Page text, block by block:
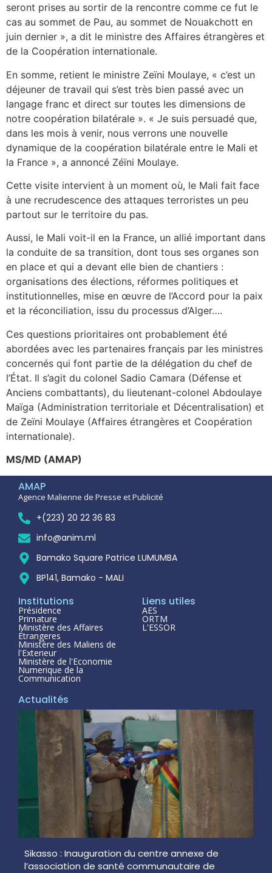
seront prises au sortir de la rencontre comme ce fut le
cas au sommet de Pau, au sommet de Nouakchott en
juin dernier », a dit le ministre des Affaires étrangères et
de la Coopération internationale.
En somme, retient le ministre Zeïni Moulaye, « c’est un
déjeuner de travail qui s’est très bien passé avec un
langage franc et direct sur toutes les dimensions de
notre coopération bilatérale ». « Je suis persuadé que,
dans les mois à venir, nous verrons une nouvelle
dynamique de la coopération bilatérale entre le Mali et
la France », a annoncé Zéïni Moulaye.
Cette visite intervient à un moment où, le Mali fait face
à une recrudescence des attaques terroristes un peu
partout sur le territoire du pas.
Aussi, le Mali voit-il en la France, un allié important dans
la conduite de sa transition, dont tous ses organes son
en place et qui a devant elle bien de chantiers :
organisations des élections, réformes politiques et
institutionnelles, mise en œuvre de l’Accord pour la paix
et la réconciliation, issu du processus d’Alger….
Ces questions prioritaires ont probablement été
abordées avec les partenaires français par les ministres
concernés qui font partie de la délégation du chef de
l’État. Il s’agit du colonel Sadio Camara (Défense et
Anciens combattants), du lieutenant-colonel Abdoulaye
Maïga (Administration territoriale et Décentralisation) et
de Zeïni Moulaye (Affaires étrangères et Coopération
internationale).
MS/MD (AMAP)
AMAP
Agence Malienne de Presse et Publicité
+(223) 20 22 36 83
info@anim.ml
Bamako Square Patrice LUMUMBA
BP141, Bamako - MALI
Institutions
Présidence
Primature
Ministère des Affaires
Étrangeres
Ministère des Maliens de
l'Exterieur
Ministère de l'Economie
Numerique de la
Communication
Liens utiles
AES
ORTM
L'ESSOR
Actualités
Sikasso : Inauguration du centre annexe de
l’association de santé communautaire de